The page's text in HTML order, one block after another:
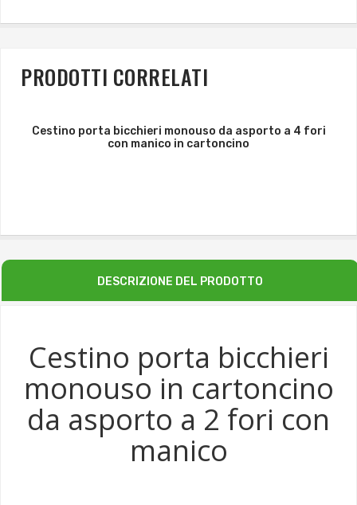
PRODOTTI CORRELATI
Cestino porta bicchieri monouso da asporto a 4 fori
con manico in cartoncino
DESCRIZIONE DEL PRODOTTO
Cestino porta bicchieri
monouso in cartoncino
da asporto a 2 fori con
manico